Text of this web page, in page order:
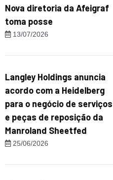
Nova diretoria da Afeigraf
toma posse
13/07/2026
Langley Holdings anuncia
acordo com a Heidelberg
para o negócio de serviços
e peças de reposição da
Manroland Sheetfed
25/06/2026